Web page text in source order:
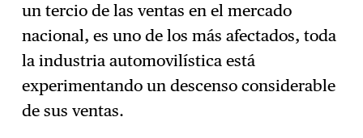
un tercio de las ventas en el mercado
nacional, es uno de los más afectados, toda
la industria automovilística está
experimentando un descenso considerable
de sus ventas.